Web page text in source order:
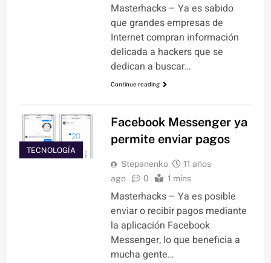
Masterhacks – Ya es sabido
que grandes empresas de
Internet compran información
delicada a hackers que se
dedican a buscar…
Continue reading
TECNOLOGÍA
Facebook Messenger ya
permite enviar pagos
Stepanenko
11 años
ago
0 1 mins
Masterhacks – Ya es posible
enviar o recibir pagos mediante
la aplicación Facebook
Messenger, lo que beneficia a
mucha gente…